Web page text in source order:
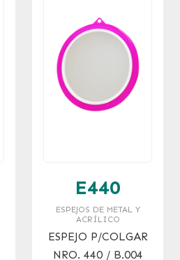
E440
ESPEJOS DE METAL Y
ACRÍLICO
ESPEJO P/COLGAR
NRO. 440 / B.004